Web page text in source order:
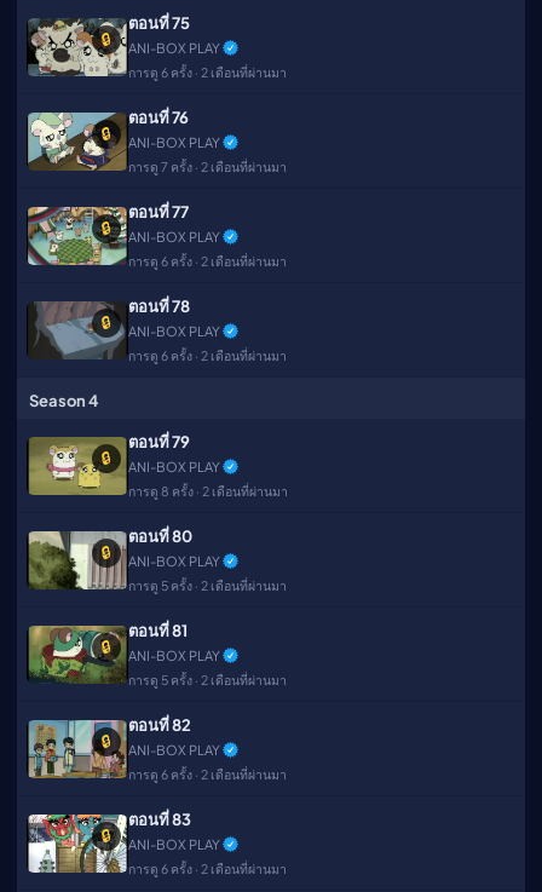
🔒
ตอนที่ 75
ANI-BOX PLAY
การดู 6 ครั้ง · 2 เดือนที่ผ่านมา
🔒
ตอนที่ 76
ANI-BOX PLAY
การดู 7 ครั้ง · 2 เดือนที่ผ่านมา
🔒
ตอนที่ 77
ANI-BOX PLAY
การดู 6 ครั้ง · 2 เดือนที่ผ่านมา
🔒
ตอนที่ 78
ANI-BOX PLAY
การดู 6 ครั้ง · 2 เดือนที่ผ่านมา
Season 4
🔒
ตอนที่ 79
ANI-BOX PLAY
การดู 8 ครั้ง · 2 เดือนที่ผ่านมา
🔒
ตอนที่ 80
ANI-BOX PLAY
การดู 5 ครั้ง · 2 เดือนที่ผ่านมา
🔒
ตอนที่ 81
ANI-BOX PLAY
การดู 5 ครั้ง · 2 เดือนที่ผ่านมา
🔒
ตอนที่ 82
ANI-BOX PLAY
การดู 6 ครั้ง · 2 เดือนที่ผ่านมา
🔒
ตอนที่ 83
ANI-BOX PLAY
การดู 6 ครั้ง · 2 เดือนที่ผ่านมา